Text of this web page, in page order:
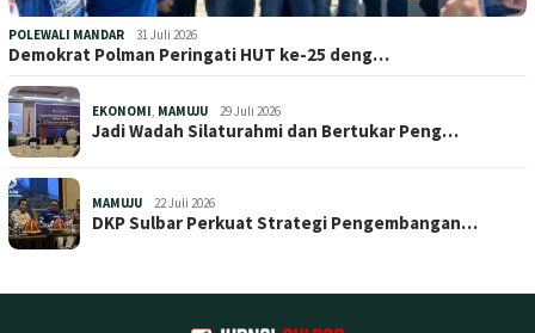
POLEWALI MANDAR 31 Juli 2026
Demokrat Polman Peringati HUT ke-25 deng…
EKONOMI, MAMUJU 29 Juli 2026
Jadi Wadah Silaturahmi dan Bertukar Peng…
MAMUJU 22 Juli 2026
DKP Sulbar Perkuat Strategi Pengembangan…